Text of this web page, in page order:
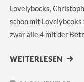
Lovelybooks,
schon mit
zwar alle 4 mit der
WEITERLESEN